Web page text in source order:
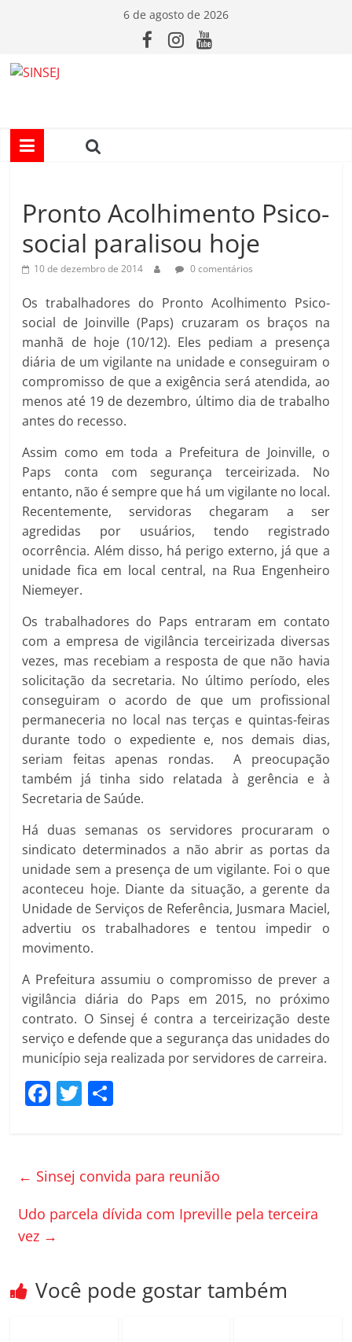
conteúdo
6 de agosto de 2026
I
S
E
Pronto Acolhimento Psico-
social paralisou hoje
10 de dezembro de 2014 0 comentários
Os trabalhadores do Pronto Acolhimento Psico-
social de Joinville (Paps) cruzaram os braços na
manhã de hoje (10/12). Eles pediam a presença
diária de um vigilante na unidade e conseguiram o
compromisso de que a exigência será atendida, ao
menos até 19 de dezembro, último dia de trabalho
antes do recesso.
Assim como em toda a Prefeitura de Joinville, o
Paps conta com segurança terceirizada. No
entanto, não é sempre que há um vigilante no local.
Recentemente, servidoras chegaram a ser
agredidas por usuários, tendo registrado
ocorrência. Além disso, há perigo externo, já que a
unidade fica em local central, na Rua Engenheiro
Niemeyer.
Os trabalhadores do Paps entraram em contato
com a empresa de vigilância terceirizada diversas
vezes, mas recebiam a resposta de que não havia
solicitação da secretaria. No último período, eles
conseguiram o acordo de que um profissional
permaneceria no local nas terças e quintas-feiras
durante todo o expediente e, nos demais dias,
seriam feitas apenas rondas. A preocupação
também já tinha sido relatada à gerência e à
Secretaria de Saúde.
Há duas semanas os servidores procuraram o
sindicato determinados a não abrir as portas da
unidade sem a presença de um vigilante. Foi o que
aconteceu hoje. Diante da situação, a gerente da
Unidade de Serviços de Referência, Jusmara Maciel,
advertiu os trabalhadores e tentou impedir o
movimento.
A Prefeitura assumiu o compromisso de prever a
vigilância diária do Paps em 2015, no próximo
contrato. O Sinsej é contra a terceirização deste
serviço e defende que a segurança das unidades do
município seja realizada por servidores de carreira.
F
e
o
o
T
er p
ar
til
← Sinsej convida para reunião
Udo parcela dívida com Ipreville pela terceira
vez →
Você pode gostar também